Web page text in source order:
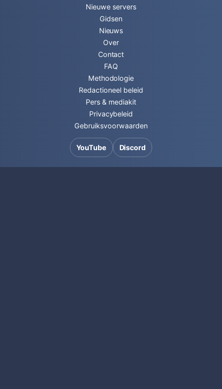
Nieuwe servers
Gidsen
Nieuws
Over
Contact
FAQ
Methodologie
Redactioneel beleid
Pers & mediakit
Privacybeleid
Gebruiksvoorwaarden
YouTube Discord